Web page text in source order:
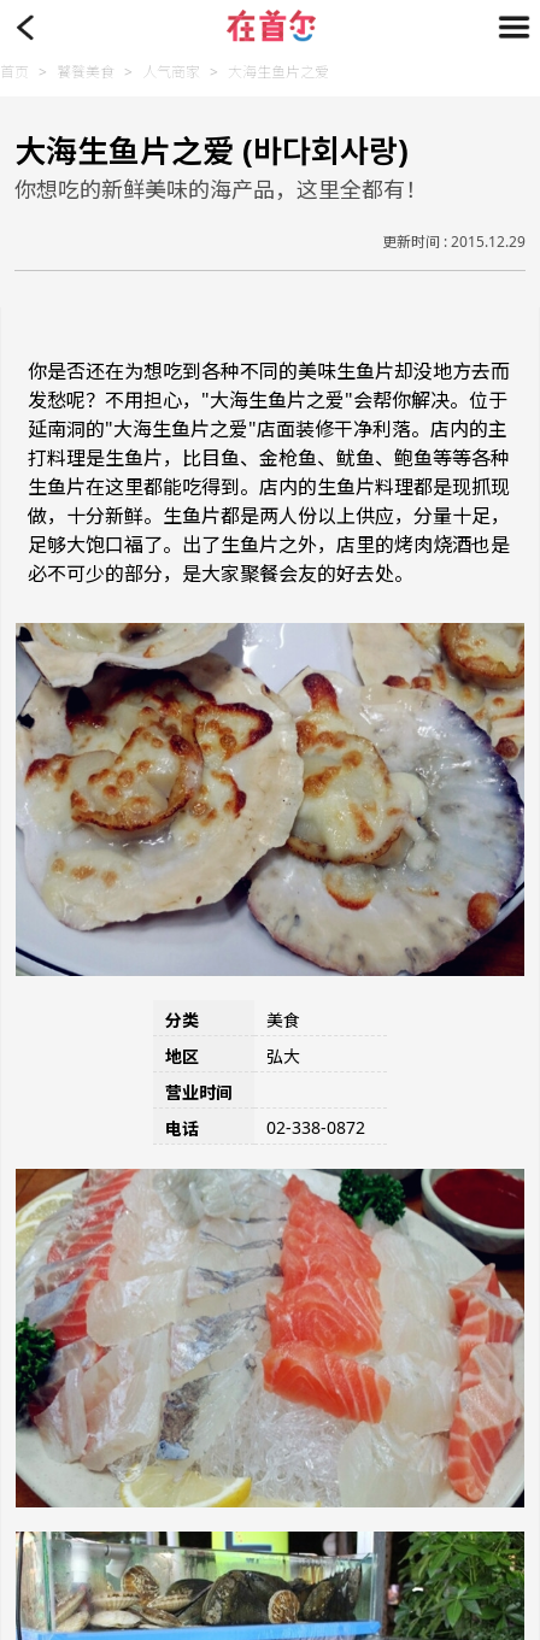
首页 > 饕餮美食 > 人气商家 > 大海生鱼片之爱
大海生鱼片之爱 (바다회사랑)
你想吃的新鲜美味的海产品，这里全都有！
更新时间 : 2015.12.29
你是否还在为想吃到各种不同的美味生鱼片却没地方去而
发愁呢？不用担心，"大海生鱼片之爱"会帮你解决。位于
延南洞的"大海生鱼片之爱"店面装修干净利落。店内的主
打料理是生鱼片，比目鱼、金枪鱼、鱿鱼、鲍鱼等等各种
生鱼片在这里都能吃得到。店内的生鱼片料理都是现抓现
做，十分新鲜。生鱼片都是两人份以上供应，分量十足，
足够大饱口福了。出了生鱼片之外，店里的烤肉烧酒也是
必不可少的部分，是大家聚餐会友的好去处。
分类
美食
地区
弘大
营业时间
电话
02-338-0872